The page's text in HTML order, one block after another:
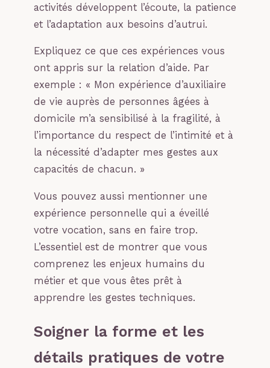
activités développent l’écoute, la patience
et l’adaptation aux besoins d’autrui.
Expliquez ce que ces expériences vous
ont appris sur la relation d’aide. Par
exemple : « Mon expérience d’auxiliaire
de vie auprès de personnes âgées à
domicile m’a sensibilisé à la fragilité, à
l’importance du respect de l’intimité et à
la nécessité d’adapter mes gestes aux
capacités de chacun. »
Vous pouvez aussi mentionner une
expérience personnelle qui a éveillé
votre vocation, sans en faire trop.
L’essentiel est de montrer que vous
comprenez les enjeux humains du
métier et que vous êtes prêt à
apprendre les gestes techniques.
Soigner la forme et les
détails pratiques de votre